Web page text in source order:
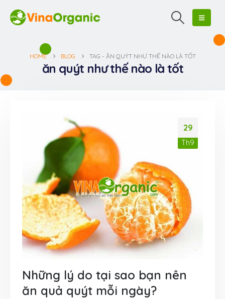
HOME BLOG TAG - ĂN QUÝT NHƯ THẾ NÀO LÀ TỐT
ăn quýt như thế nào là tốt
29
Th9
Những lý do tại sao bạn nên
ăn quả quýt mỗi ngày?